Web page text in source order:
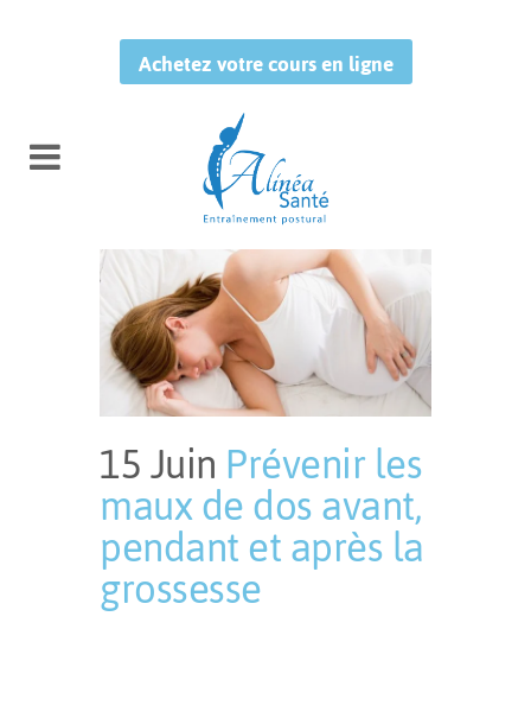
Achetez votre cours en ligne
15 JuinPrévenir les
maux de dos avant,
pendant et après la
grossesse
Publié à 08:57h